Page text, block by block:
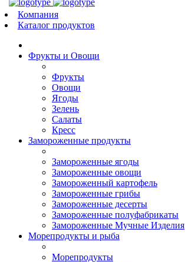
Компания
Каталог продуктов
Фрукты и Овощи
Фрукты
Овощи
Ягоды
Зелень
Салаты
Кресс
Замороженные продукты
Замороженные ягоды
Замороженные овощи
Замороженный картофель
Замороженные грибы
Замороженные десерты
Замороженные полуфабрикаты
Замороженные Мучные Изделия
Морепродукты и рыба
Морепродукты